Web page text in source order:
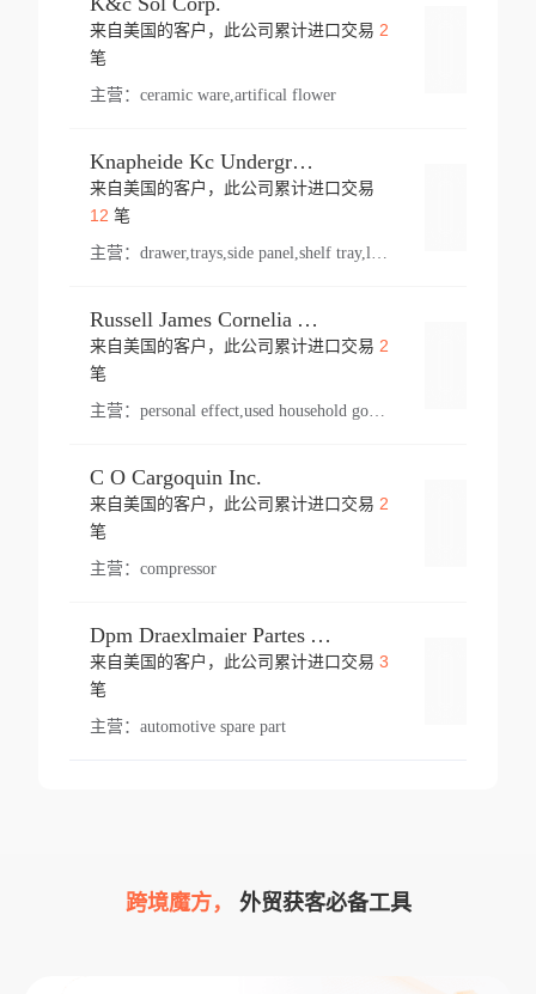
来自美国的客户，此公司累计进口交易 2
笔
主营： ceramic ware,artifical flower
Knapheide Kc Underground
来自美国的客户，此公司累计进口交易
12 笔
主营：
Russell James Cornelia Arlington Va
来自美国的客户，此公司累计进口交易 2
笔
主营： personal effect,used household goods
C O Cargoquin Inc.
来自美国的客户，此公司累计进口交易 2
笔
主营： compressor
Dpm Draexlmaier Partes Automotrices Corr Ind Huejotzingo
来自美国的客户，此公司累计进口交易 3
笔
主营： automotive spare part
跨境魔方， 外贸获客必备工具